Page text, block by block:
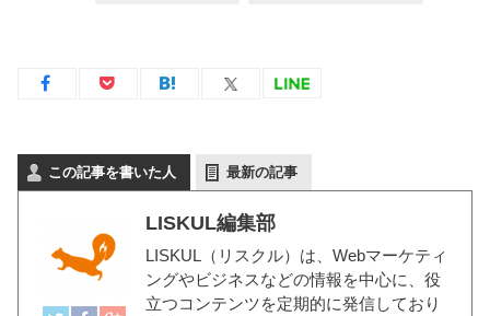
この記事を書いた人 最新の記事
LISKUL編集部
LISKUL（リスクル） は、Webマーケティ
ングやビジネスなどの情報を中心に、役
立つコンテンツを定期的に発信しており